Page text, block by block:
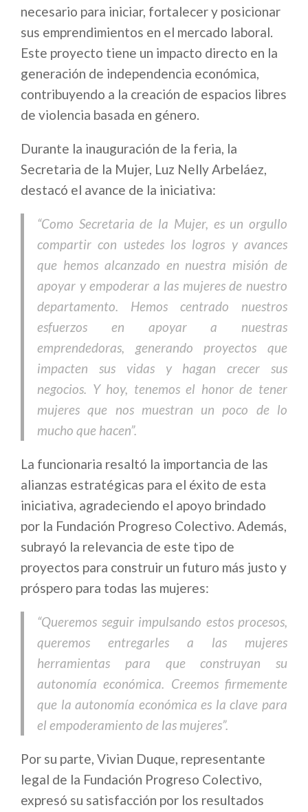
necesario para iniciar, fortalecer y posicionar
sus emprendimientos en el mercado laboral.
Este proyecto tiene un impacto directo en la
generación de independencia económica,
contribuyendo a la creación de espacios libres
de violencia basada en género.
Durante la inauguración de la feria, la
Secretaria de la Mujer, Luz Nelly Arbeláez,
destacó el avance de la iniciativa:
“Como Secretaria de la Mujer, es un orgullo
compartir con ustedes los logros y avances
que hemos alcanzado en nuestra misión de
apoyar y empoderar a las mujeres de nuestro
departamento. Hemos centrado nuestros
esfuerzos en apoyar a nuestras
emprendedoras, generando proyectos que
impacten sus vidas y hagan crecer sus
negocios. Y hoy, tenemos el honor de tener
mujeres que nos muestran un poco de lo
mucho que hacen”.
La funcionaria resaltó la importancia de las
alianzas estratégicas para el éxito de esta
iniciativa, agradeciendo el apoyo brindado
por la Fundación Progreso Colectivo. Además,
subrayó la relevancia de este tipo de
proyectos para construir un futuro más justo y
próspero para todas las mujeres:
“Queremos seguir impulsando estos procesos,
queremos entregarles a las mujeres
herramientas para que construyan su
autonomía económica. Creemos firmemente
que la autonomía económica es la clave para
el empoderamiento de las mujeres”.
Por su parte, Vivian Duque, representante
legal de la Fundación Progreso Colectivo,
expresó su satisfacción por los resultados